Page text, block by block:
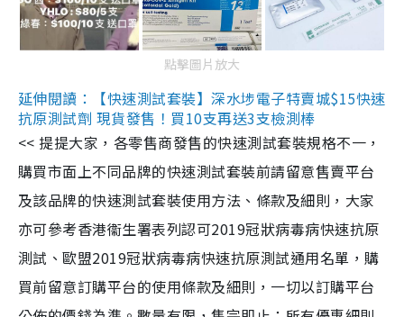
點擊圖片放大
延伸閱讀：【快速測試套裝】深水埗電子特賣城$15快速
抗原測試劑 現貨發售！買10支再送3支檢測棒
<< 提提大家，各零售商發售的快速測試套裝規格不一，
購買市面上不同品牌的快速測試套裝前請留意售賣平台
及該品牌的快速測試套裝使用方法、條款及細則，大家
亦可參考香港衞生署表列認可2019冠狀病毒病快速抗原
測試、歐盟2019冠狀病毒病快速抗原測試通用名單，購
買前留意訂購平台的使用條款及細則，一切以訂購平台